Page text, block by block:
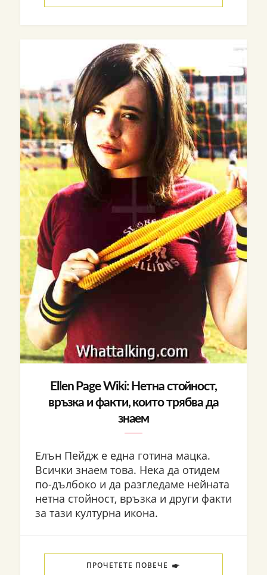
Ellen Page Wiki: Нетна стойност,
връзка и факти, които трябва да
знаем
Елън Пейдж е една готина мацка.
Всички знаем това. Нека да отидем
по-дълбоко и да разгледаме нейната
нетна стойност, връзка и други факти
за тази културна икона.
ПРОЧЕТЕТЕ ПОВЕЧЕ